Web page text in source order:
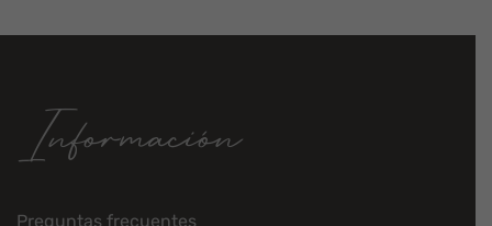
Información
Preguntas frecuentes